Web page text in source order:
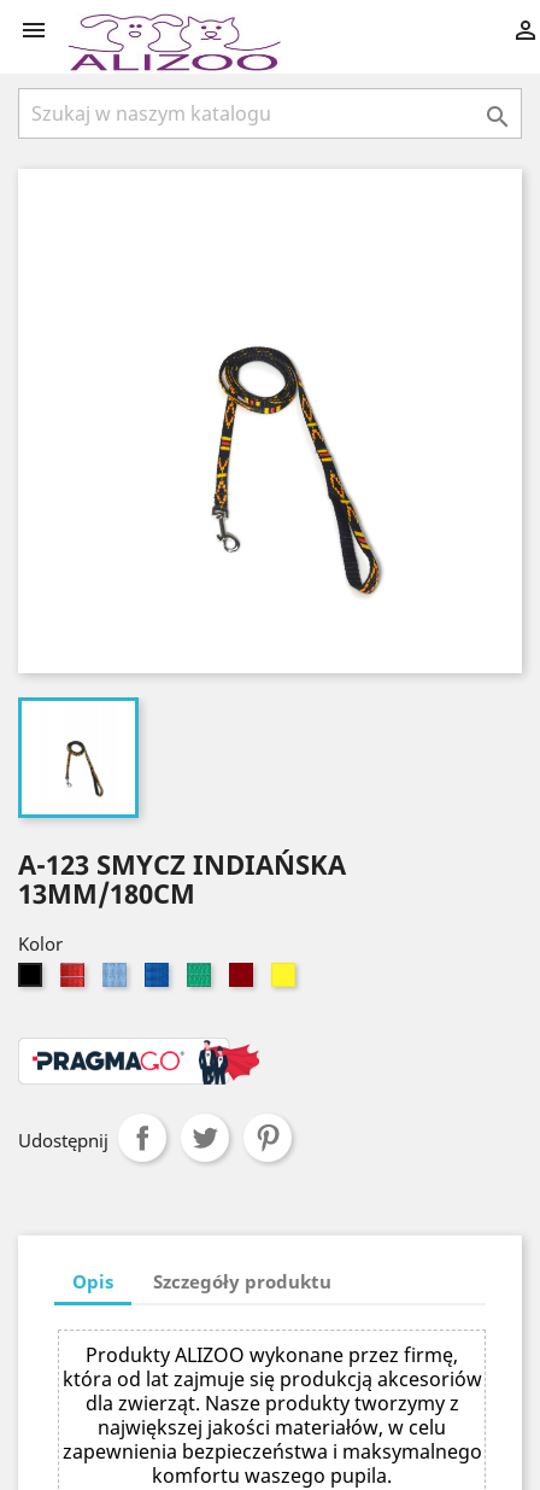
 

A-123 SMYCZ INDIAŃSKA
13MM/180CM
Kolor
CzarnyCzerwonyBłękitnyNiebieskiZielony
Udostępnij
Opis Szczegóły produktu
Produkty ALIZOO wykonane przez firmę,
która od lat zajmuje się produkcją akcesoriów
dla zwierząt. Nasze produkty tworzymy z
największej jakości materiałów, w celu
zapewnienia bezpieczeństwa i maksymalnego
komfortu waszego pupila.